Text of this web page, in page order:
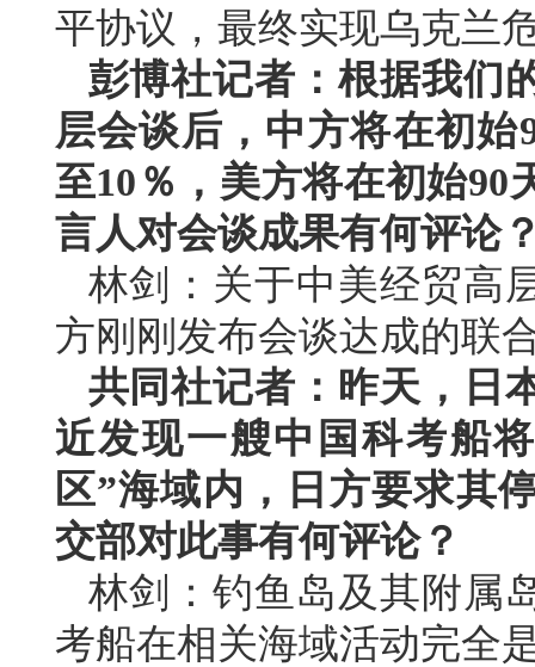
平协议，最终实现乌克兰
彭博社记者：根据我们
层会谈后，中方将在初始
至10％，美方将在初始90
言人对会谈成果有何评论
林剑：关于中美经贸高
方刚刚发布会谈达成的联
共同社记者：昨天，日
近发现一艘中国科考船
区”海域内，日方要求其
交部对此事有何评论？
林剑：钓鱼岛及其附属
考船在相关海域活动完全